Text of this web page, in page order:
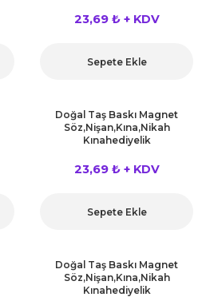
23,69 ₺ + KDV
Sepete Ekle
Doğal Taş Baskı Magnet
Söz,Nişan,Kına,Nikah
Kınahediyelik
23,69 ₺ + KDV
Sepete Ekle
Doğal Taş Baskı Magnet
Söz,Nişan,Kına,Nikah
Kınahediyelik